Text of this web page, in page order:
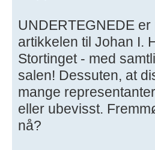
UNDERTEGNEDE
artikkelen til Johan I.
Stortinget - med
salen! Dessuten, at
mange
eller ubevisst.
nå?